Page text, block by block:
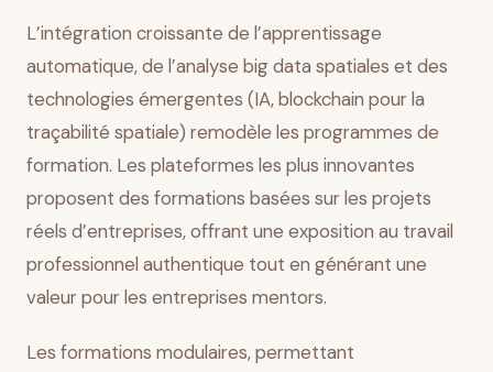
L’intégration croissante de l’apprentissage
automatique, de l’analyse big data spatiales et des
technologies émergentes (IA, blockchain pour la
traçabilité spatiale) remodèle les programmes de
formation. Les plateformes les plus innovantes
proposent des formations basées sur les projets
réels d’entreprises, offrant une exposition au travail
professionnel authentique tout en générant une
valeur pour les entreprises mentors.
Les formations modulaires, permettant